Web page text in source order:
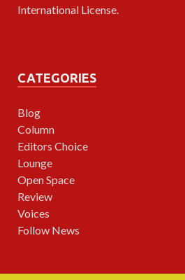
International License.
CATEGORIES
Blog
Column
Editors Choice
Lounge
Open Space
Review
Voices
Follow News